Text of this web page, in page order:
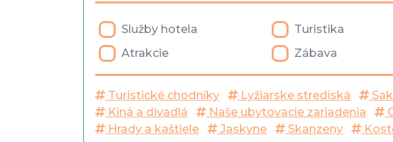
Služby hotela Turistika
Atrakcie
Zábava
Turistické chodníky Lyžiarske strediská
Kiná a divadlá
Naše ubytovacie zariadenia
Hrady a kaštiele
Jaskyne Skanzeny